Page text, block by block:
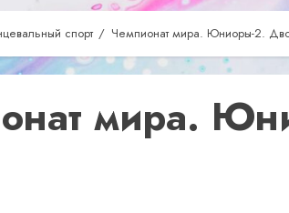
спорт Чемпионат мира. Юниоры-2.
мира.